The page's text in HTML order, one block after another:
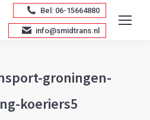
Bel: 06-15664880
info@smidtrans.nl
groningen-
koeriers5